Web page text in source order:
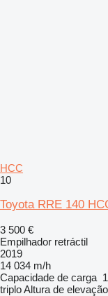
HCC
10
Toyota RRE 140
3 500 €
Empilhador retráctil
2019
14 034 m/h
Capacidade de carga
triploAltura de elevação